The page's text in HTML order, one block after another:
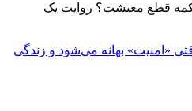
دکمه قطع معیشت؟ روایت یک
«امنیت» بهانه می‌شود و زندگی